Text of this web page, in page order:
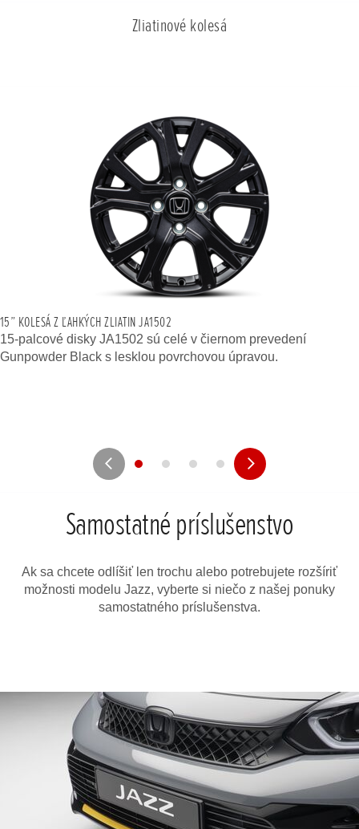
Zliatinové kolesá
15” KOLESÁ Z ĽAHKÝCH ZLIATIN JA1502
15-palcové disky JA1502 sú celé v čiernom prevedení
Gunpowder Black s lesklou povrchovou úpravou.
Samostatné príslušenstvo
Ak sa chcete odlíšiť len trochu alebo potrebujete rozšíriť
možnosti modelu Jazz, vyberte si niečo z našej ponuky
samostatného príslušenstva.